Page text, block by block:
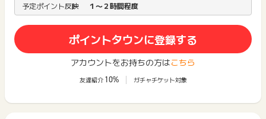
予定ポイント反映
１〜２時間程度
ポイントタウンに登録する
アカウントをお持ちの方はこちら
友達紹介 10% ガチャチケット対象